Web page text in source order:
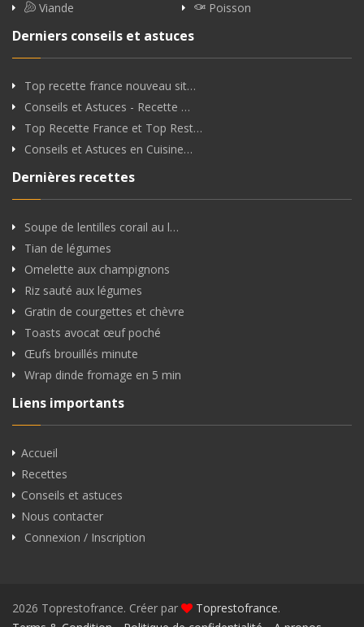
Viande
Poisson
Derniers conseils et astuces
Top recette france nouveau sit…
Conseils et Astuces - Recette …
Top Recette France et Top Rest…
Conseils et Astuces en Cuisine…
Dernières recettes
Soupe de lentilles corail au l…
Tian de légumes
Omelette aux champignons
Riz sauté aux légumes
Gratin de courgettes et chèvre
Toasts avocat œuf poché
Œufs brouillés minute
Wrap dinde fromage en 5 min
Liens importants
Accueil
Recettes
Conseils et astuces
Nous contacter
Connexion / Inscription
2026 Toprestofrance. Créer par Toprestofrance.